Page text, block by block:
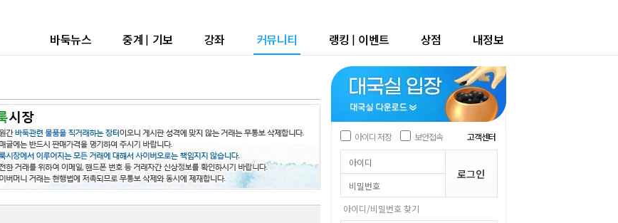
바둑뉴스 중계 | 기보 강좌 커뮤니티 랭킹 | 이벤트 상점 내정보
아이디 저장 보안접속 고객센터
아이디/비밀번호 찾기